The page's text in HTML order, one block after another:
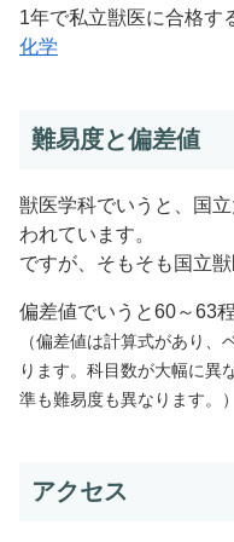
1年で私立獣医に合格
化学
難易度と偏差値
獣医学科でいうと、国
われています。
ですが、そもそも国立
偏差値でいうと60～63
（偏差値は計算式があり
ります。科目数が大幅に異
準も難易度も異なります。）
アクセス